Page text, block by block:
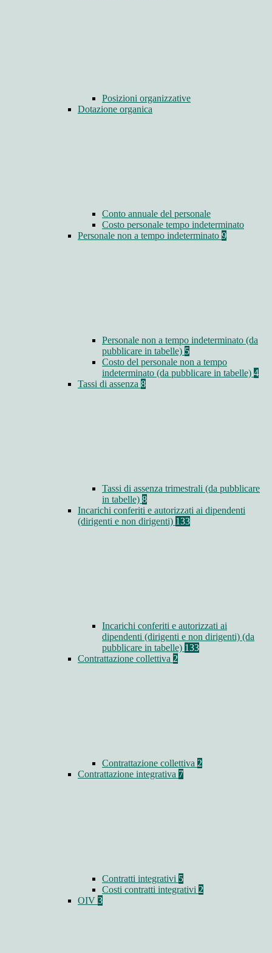
Posizioni organizzative
Dotazione organica
Conto annuale del personale
Costo personale tempo indeterminato
Personale non a tempo indeterminato 9
Personale non a tempo indeterminato (da
pubblicare in tabelle) 5
Costo del personale non a tempo
indeterminato (da pubblicare in tabelle) 4
Tassi di assenza 8
Tassi di assenza trimestrali (da pubblicare
in tabelle) 8
Incarichi conferiti e autorizzati ai dipendenti
(dirigenti e non dirigenti) 133
Incarichi conferiti e autorizzati ai
dipendenti (dirigenti e non dirigenti) (da
pubblicare in tabelle) 133
Contrattazione collettiva 2
Contrattazione collettiva 2
Contrattazione integrativa 7
Contratti integrativi 5
Costi contratti integrativi 2
OIV 3